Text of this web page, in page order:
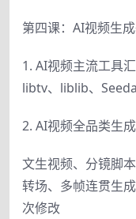
第四课：AI视频生
1. AI视频主流工具
libtv、liblib、
2. AI视频全品类生
文生视频、分镜脚
转场、多帧连贯生
次修改